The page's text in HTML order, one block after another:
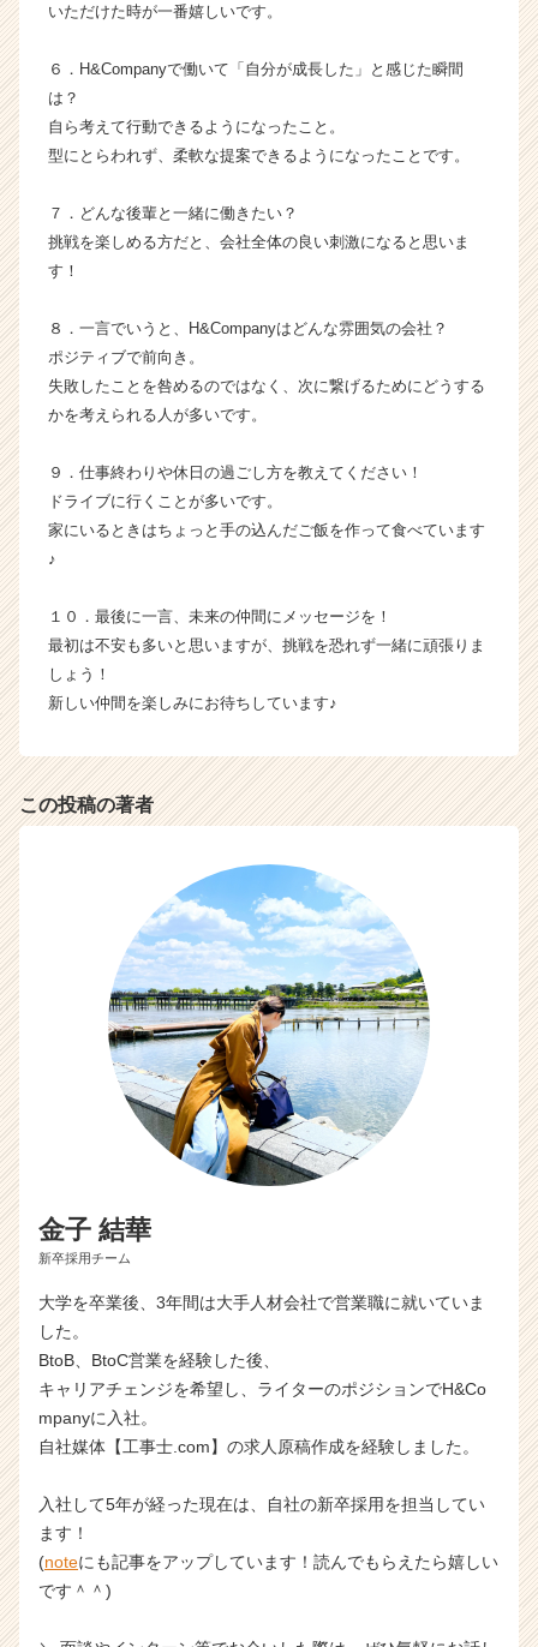
（C
e
C
a
e
e
いただけた時が一番嬉しいです。
６．H&Companyで働いて「自分が成長した」と感じた瞬間
は？
自ら考えて行動できるようになったこと。
型にとらわれず、柔軟な提案できるようになったことです。
７．どんな後輩と一緒に働きたい？
挑戦を楽しめる方だと、会社全体の良い刺激になると思いま
す！
８．一言でいうと、H&Companyはどんな雰囲気の会社？
ポジティブで前向き。
失敗したことを咎めるのではなく、次に繋げるためにどうする
かを考えられる人が多いです。
９．仕事終わりや休日の過ごし方を教えてください！
ドライブに行くことが多いです。
家にいるときはちょっと手の込んだご飯を作って食べています
♪
１０．最後に一言、未来の仲間にメッセージを！
最初は不安も多いと思いますが、挑戦を恐れず一緒に頑張りま
しょう！
新しい仲間を楽しみにお待ちしています♪
この投稿の著者
金子 結華
新卒採用チーム
大学を卒業後、3年間は大手人材会社で営業職に就いていま
した。
BtoB、BtoC営業を経験した後、
キャリアチェンジを希望し、ライターのポジションでH&Co
mpanyに入社。
自社媒体【工事士.com】の求人原稿作成を経験しました。
入社して5年が経った現在は、自社の新卒採用を担当してい
ます！
(noteにも記事をアップしています！読んでもらえたら嬉しい
です＾＾)